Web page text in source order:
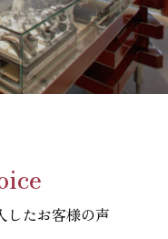
したお客様の声